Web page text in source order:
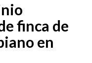
PM
PM
finca de
en